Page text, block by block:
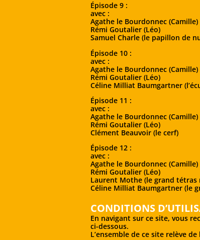
Épisode 9 :
avec :
Agathe le Bourdonnec (Camille)
Rémi Goutalier (Léo)
Samuel Charle (le papillon de
Épisode 10 :
avec :
Agathe le Bourdonnec (Camille)
Rémi Goutalier (Léo)
Céline Milliat Baumgartner
Épisode 11 :
avec :
Agathe le Bourdonnec (Camille)
Rémi Goutalier (Léo)
Clément Beauvoir (le cerf)
Épisode 12 :
avec :
Agathe le Bourdonnec (Camille)
Rémi Goutalier (Léo)
Laurent Mothe (le grand tétras
Céline Milliat Baumgartner (le
CONDITIONS
En navigant sur ce site, vous
ci-dessous.
L’ensemble de ce site relève